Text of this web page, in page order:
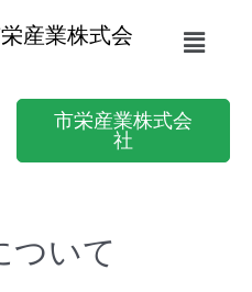
産業株式会
市栄産業株式会
社
ついて